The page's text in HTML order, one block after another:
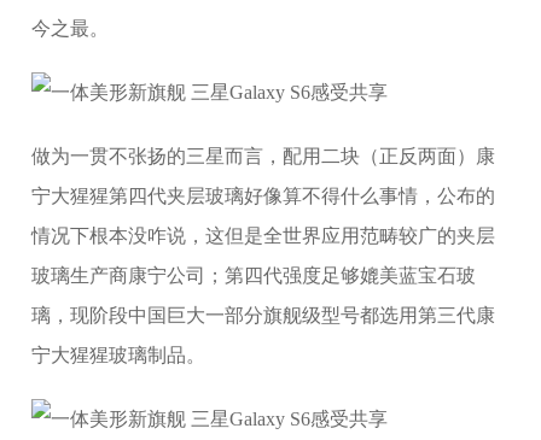
今之最。
做为一贯不张扬的三星而言，配用二块（正反两面）康
宁大猩猩第四代夹层玻璃好像算不得什么事情，公布的
情况下根本没咋说，这但是全世界应用范畴较广的夹层
玻璃生产商康宁公司；第四代强度足够媲美蓝宝石玻
璃，现阶段中国巨大一部分旗舰级型号都选用第三代康
宁大猩猩玻璃制品。